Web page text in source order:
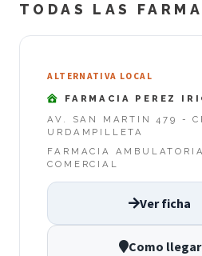
TODAS LAS
ALTERNATIVA LOCAL
FARMACIA PEREZ
AV. SAN MARTIN 479 -
URDAMPILLETA
FARMACIA AMBULATORIA
COMERCIAL
Ver ficha
Como llegar